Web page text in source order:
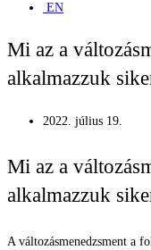
EN
Mi az a
alkalmazzuk
2022. július 19.
Mi az a
alkalmazzuk
A változásmenedzsment a